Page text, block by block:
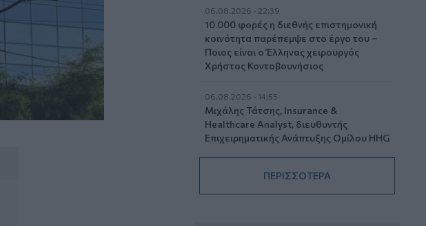
06.08.2026 - 22:39
10.000 φορές η διεθνής επιστημονική
κοινότητα παρέπεμψε στο έργο του –
Ποιος είναι ο Έλληνας χειρουργός
Χρήστος Κοντοβουνήσιος
06.08.2026 - 14:55
Μιχάλης Τάτσης, Insurance &
Healthcare Analyst, διευθυντής
Επιχειρηματικής Ανάπτυξης Ομίλου HHG
Όταν η επόμενη μέρα είναι στάχτη, τι θα
πει ο Ασφαλιστικός Διαμεσολαβητής
ΠΕΡΙΣΣΟΤΕΡΑ